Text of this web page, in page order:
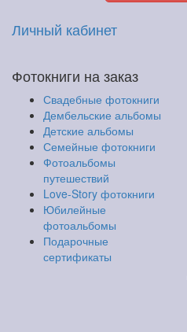
Личный кабинет
Фотокниги на заказ
Свадебные фотокниги
Дембельские альбомы
Детские альбомы
Семейные фотокниги
Фотоальбомы
путешествий
Love-Story фотокниги
Юбилейные
фотоальбомы
Подарочные
сертификаты